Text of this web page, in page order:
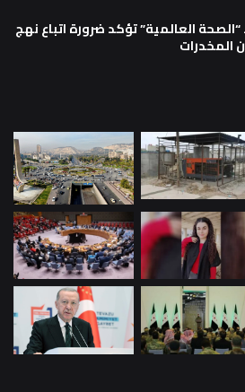
العالمية” تؤكد ضرورة اتباع نهج
المخدرات